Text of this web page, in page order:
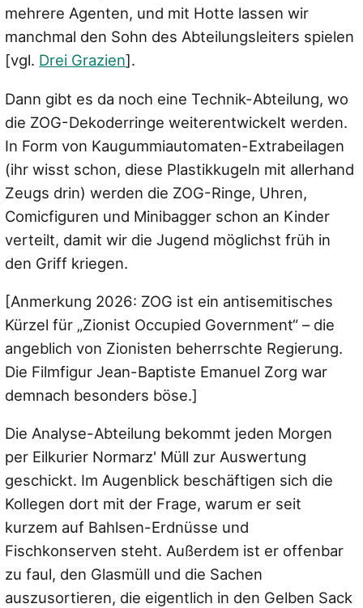
mehrere Agenten, und mit Hotte lassen wir
manchmal den Sohn des Abteilungsleiters spielen
[vgl. Drei Grazien].
Dann gibt es da noch eine Technik-Abteilung, wo
die ZOG-Dekoderringe weiterentwickelt werden.
In Form von Kaugummiautomaten-Extrabeilagen
(ihr wisst schon, diese Plastikkugeln mit allerhand
Zeugs drin) werden die ZOG-Ringe, Uhren,
Comicfiguren und Minibagger schon an Kinder
verteilt, damit wir die Jugend möglichst früh in
den Griff kriegen.
[Anmerkung 2026: ZOG ist ein antisemitisches
Kürzel für „Zionist Occupied Government“ – die
angeblich von Zionisten beherrschte Regierung.
Die Filmfigur Jean-Baptiste Emanuel Zorg war
demnach besonders böse.]
Die Analyse-Abteilung bekommt jeden Morgen
per Eilkurier Normarz' Müll zur Auswertung
geschickt. Im Augenblick beschäftigen sich die
Kollegen dort mit der Frage, warum er seit
kurzem auf Bahlsen-Erdnüsse und
Fischkonserven steht. Außerdem ist er offenbar
zu faul, den Glasmüll und die Sachen
auszusortieren, die eigentlich in den Gelben Sack